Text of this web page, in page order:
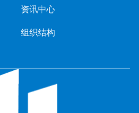
资讯中心
组织结构